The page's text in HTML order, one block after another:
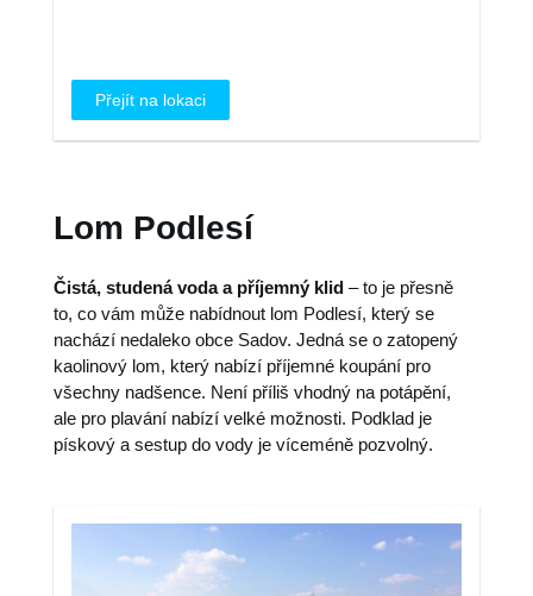
Přejít na lokaci
Lom Podlesí
Čistá, studená voda a příjemný klid – to je přesně
to, co vám může nabídnout lom Podlesí, který se
nachází nedaleko obce Sadov. Jedná se o zatopený
kaolinový lom, který nabízí příjemné koupání pro
všechny nadšence. Není příliš vhodný na potápění,
ale pro plavání nabízí velké možnosti. Podklad je
pískový a sestup do vody je víceméně pozvolný.